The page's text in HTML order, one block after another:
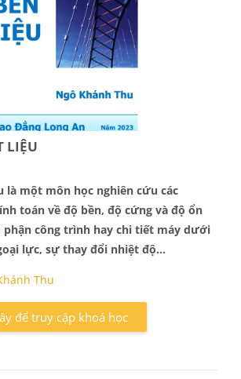
LIỆU
là một môn học nghiên cứu các
toán về độ bền, độ cứng và độ ổn
phận công trình hay chi tiết máy dưới
lực, sự thay đổi nhiệt độ...
Thu
để truy cập khoá học